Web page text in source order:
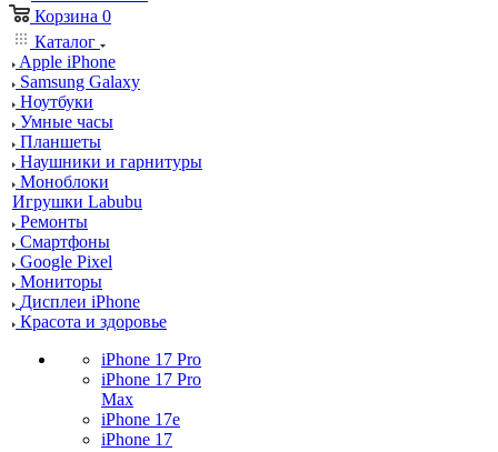
Корзина 0
Каталог
Apple iPhone
Samsung Galaxy
Ноутбуки
Умные часы
Планшеты
Наушники и гарнитуры
Моноблоки
Игрушки Labubu
Ремонты
Смартфоны
Google Pixel
Мониторы
Дисплеи iPhone
Красота и здоровье
iPhone 17 Pro
iPhone 17 Pro
Max
iPhone 17e
iPhone 17